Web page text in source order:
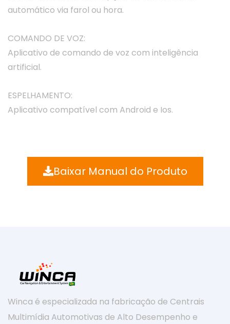
automático via farol ou hora.
COMANDO DE VOZ:
Aplicativo de comando de voz com inteligência
artificial.
ESPELHAMENTO:
Aplicativo compatível com Android e Ios.
Baixar Manual do Produto
Winca é especializada na fabricação de Centrais
Multimídia Automotivas de Alto Desempenho e